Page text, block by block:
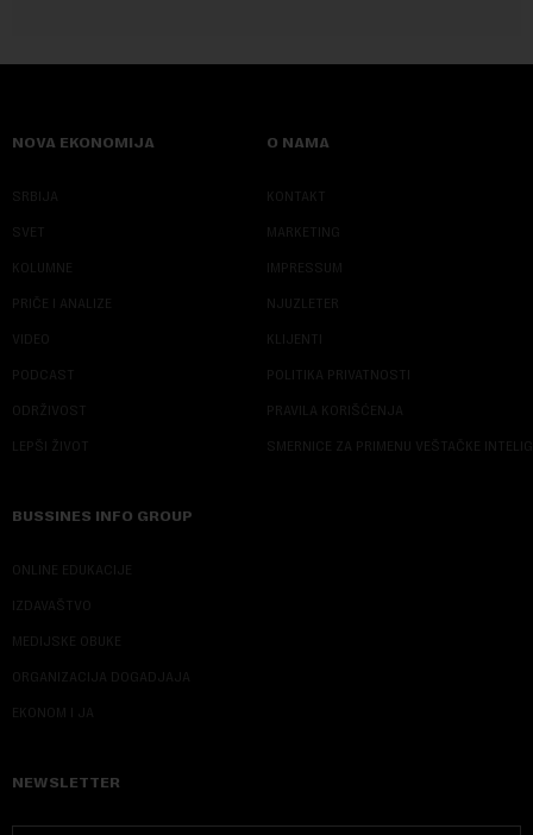
NOVA EKONOMIJA
SRBIJA
SVET
KOLUMNE
PRIČE I ANALIZE
VIDEO
PODCAST
ODRŽIVOST
LEPŠI ŽIVOT
O NAMA
KONTAKT
MARKETING
IMPRESSUM
NJUZLETER
KLIJENTI
POLITIKA PRIVATNOSTI
PRAVILA KORIŠĆENJA
SMERNICE ZA PRIMENU VEŠTAČKE
BUSSINES INFO GROUP
ONLINE EDUKACIJE
IZDAVAŠTVO
MEDIJSKE OBUKE
ORGANIZACIJA DOGADJAJA
EKONOM I JA
NEWSLETTER